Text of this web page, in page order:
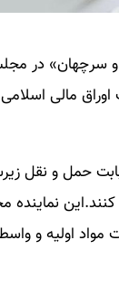
و سرچهان» در
داد که شرکت‌های دولتی
حمل و نقل
کنند.این
اولیه و